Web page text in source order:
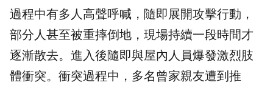
過程中有多人高聲呼喊，隨即展開攻擊行動，
部分人甚至被重摔倒地，現場持續一段時間才
逐漸散去。進入後隨即與屋內人員爆發激烈肢
體衝突。衝突過程中，多名曾家親友遭到推